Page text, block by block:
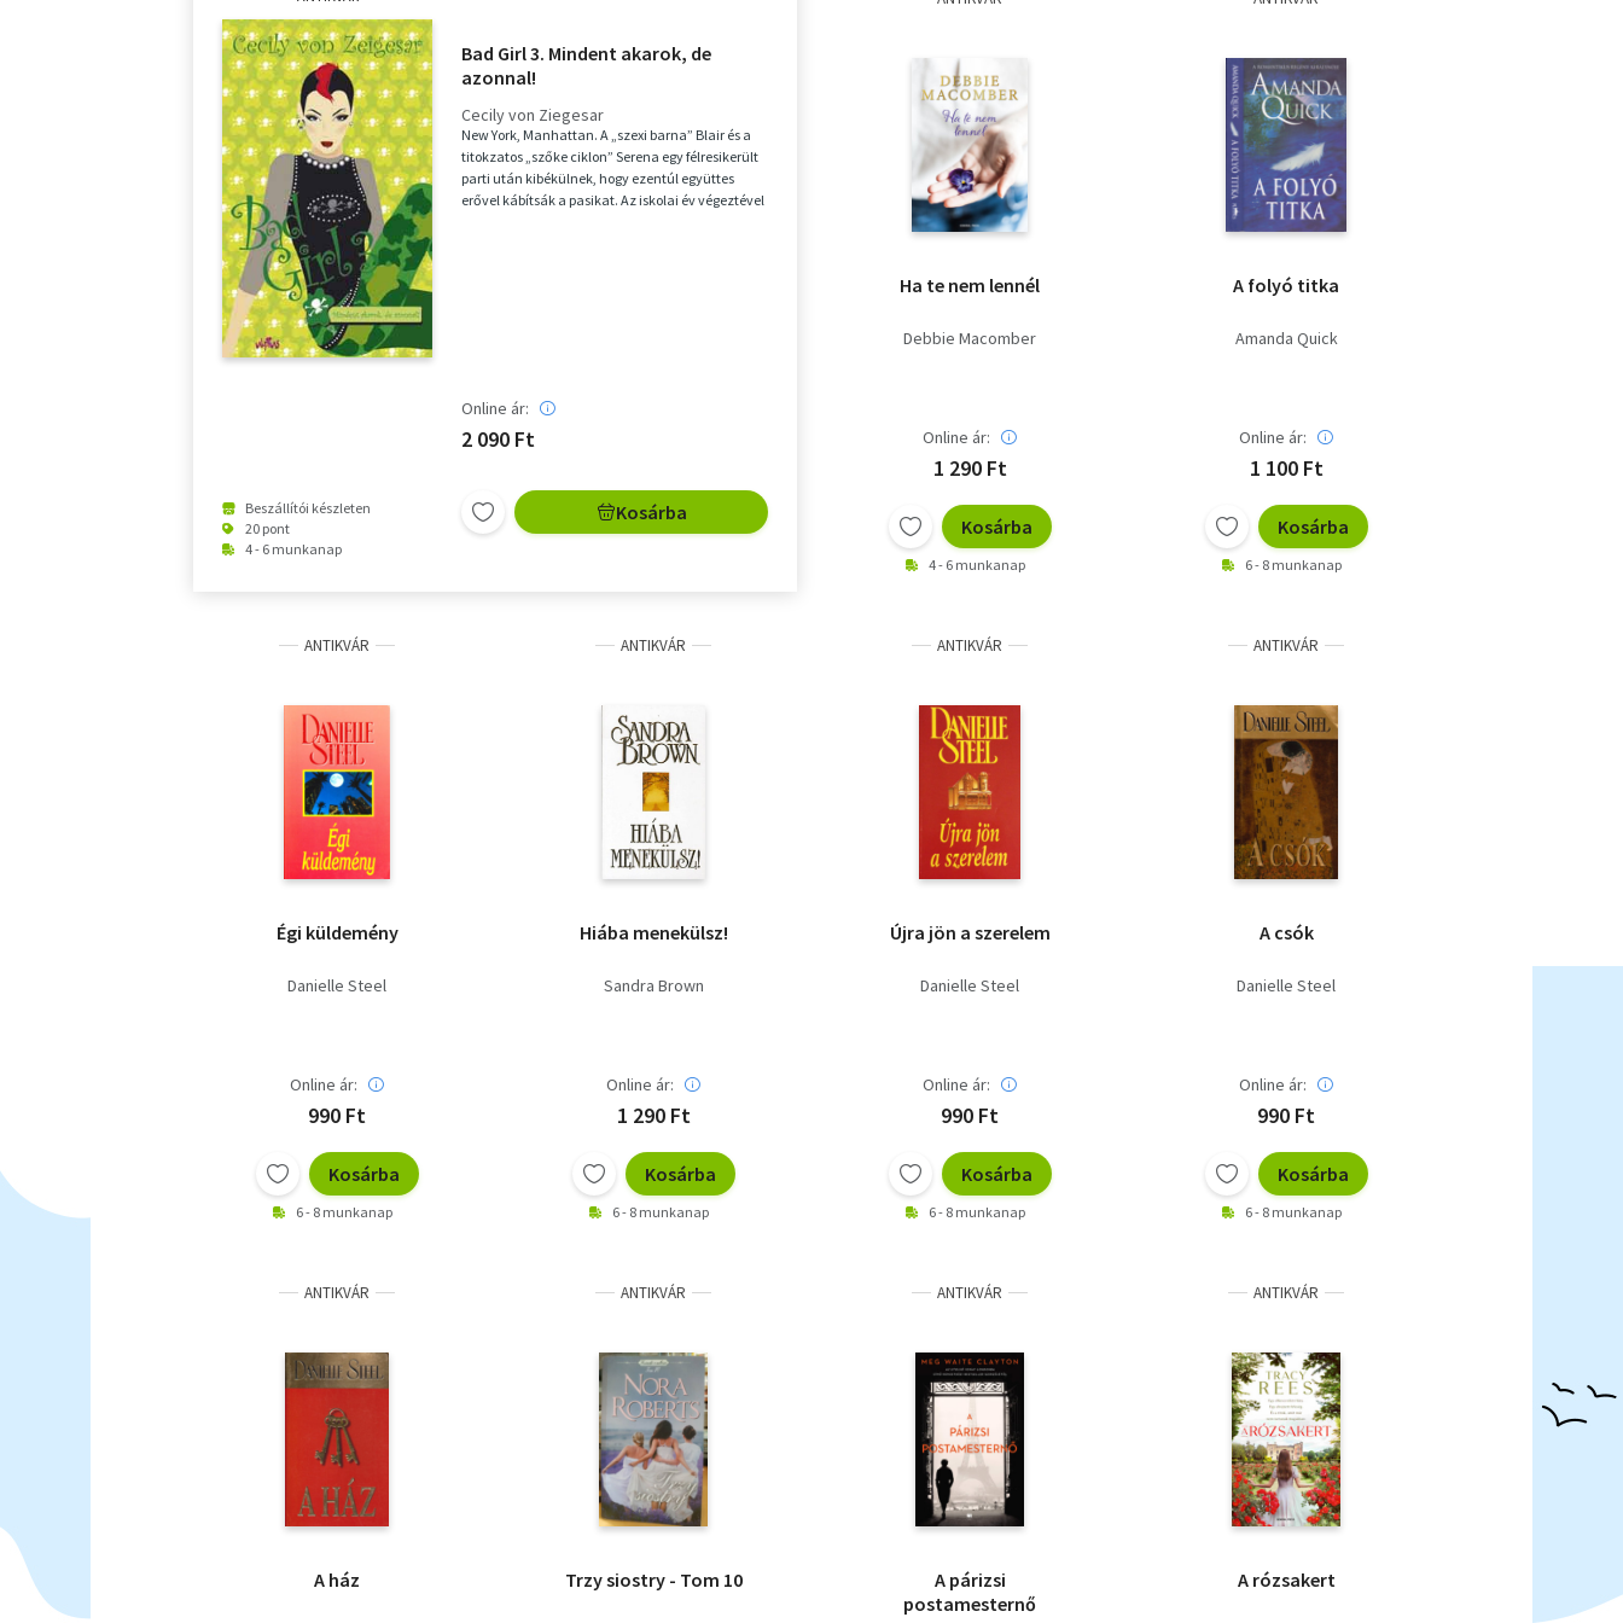
Beszállítói készleten
20 pont
4 - 6 munkanap
Bad Girl 3. Mindent akarok, de
azonnal!
Cecily von Ziegesar
New York, Manhattan. A „szexi barna” Blair és a
titokzatos „szőke ciklon” Serena egy félresikerült
parti után kibékülnek, hogy ezentúl együttes
erővel kábítsák a pasikat. Az iskolai év végeztével
Online ár:
2 090 Ft
Kosárba
Ha te nem lennél
Debbie Macomber
Online ár:
1 290 Ft
Kosárba
4 - 6 munkanap
A folyó titka
Amanda Quick
Online ár:
1 100 Ft
Kosárba
6 - 8 munkanap
ANTIKVÁR
Égi küldemény
Danielle Steel
Online ár:
990 Ft
Kosárba
6 - 8 munkanap
ANTIKVÁR
Hiába menekülsz!
Sandra Brown
Online ár:
1 290 Ft
Kosárba
6 - 8 munkanap
ANTIKVÁR
Újra jön a szerelem
Danielle Steel
Online ár:
990 Ft
Kosárba
6 - 8 munkanap
ANTIKVÁR
A csók
Danielle Steel
Online ár:
990 Ft
Kosárba
6 - 8 munkanap
ANTIKVÁR
A ház
ANTIKVÁR
Trzy siostry - Tom 10
ANTIKVÁR
A párizsi
postamesternő
ANTIKVÁR
A rózsakert